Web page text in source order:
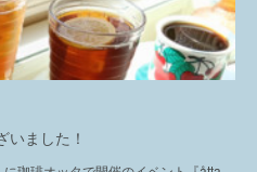
ました！